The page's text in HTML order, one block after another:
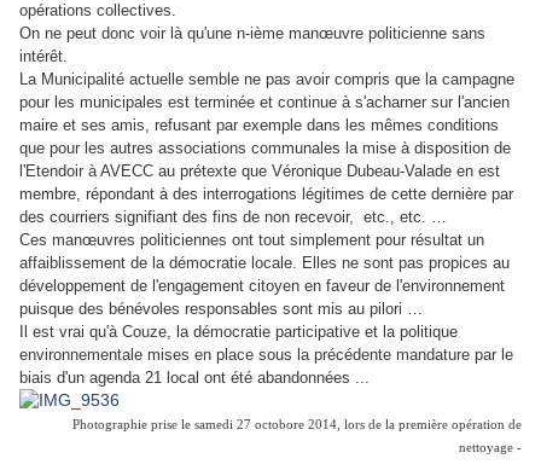
opérations collectives.
On ne peut donc voir là qu'une n-ième manœuvre politicienne sans
intérêt.
La Municipalité actuelle semble ne pas avoir compris que la campagne
pour les municipales est terminée et continue à s'acharner sur l'ancien
maire et ses amis, refusant par exemple dans les mêmes conditions
que pour les autres associations communales la mise à disposition de
l'Etendoir à AVECC au prétexte que Véronique Dubeau-Valade en est
membre, répondant à des interrogations légitimes de cette dernière par
des courriers signifiant des fins de non recevoir, etc., etc. …
Ces manœuvres politiciennes ont tout simplement pour résultat un
affaiblissement de la démocratie locale. Elles ne sont pas propices au
développement de l'engagement citoyen en faveur de l'environnement
puisque des bénévoles responsables sont mis au pilori …
Il est vrai qu'à Couze, la démocratie participative et la politique
environnementale mises en place sous la précédente mandature par le
biais d'un agenda 21 local ont été abandonnées ...
Photographie prise le samedi 27 octobore 2014, lors de la première opération de
nettoyage -